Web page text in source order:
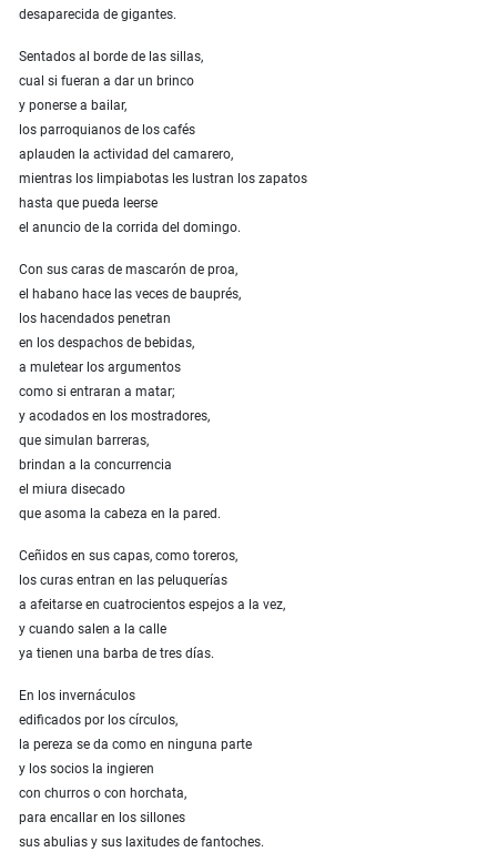
desaparecida de gigantes.
Sentados al borde de las sillas,
cual si fueran a dar un brinco
y ponerse a bailar,
los parroquianos de los cafés
aplauden la actividad del camarero,
mientras los limpiabotas les lustran los zapatos
hasta que pueda leerse
el anuncio de la corrida del domingo.
Con sus caras de mascarón de proa,
el habano hace las veces de bauprés,
los hacendados penetran
en los despachos de bebidas,
a muletear los argumentos
como si entraran a matar;
y acodados en los mostradores,
que simulan barreras,
brindan a la concurrencia
el miura disecado
que asoma la cabeza en la pared.
Ceñidos en sus capas, como toreros,
los curas entran en las peluquerías
a afeitarse en cuatrocientos espejos a la vez,
y cuando salen a la calle
ya tienen una barba de tres días.
En los invernáculos
edificados por los círculos,
la pereza se da como en ninguna parte
y los socios la ingieren
con churros o con horchata,
para encallar en los sillones
sus abulias y sus laxitudes de fantoches.